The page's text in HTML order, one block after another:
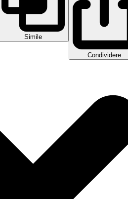
Simile
Condividere